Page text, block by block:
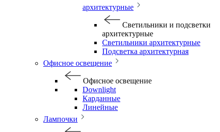
архитектурные
Светильники и подсветки
архитектурные
Светильники архитектурные
Подсветка архитектурная
Офисное освещение
Офисное освещение
Downlight
Карданные
Линейные
Лампочки